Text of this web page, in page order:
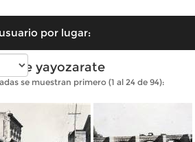
por lugar:
de yayozarate
se muestran primero (1 al 24 de 94):